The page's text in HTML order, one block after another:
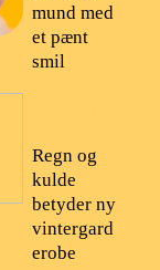
mund med
et pænt
smil
Regn og
kulde
betyder ny
vintergard
erobe